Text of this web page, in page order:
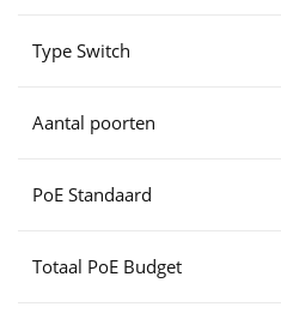
Type Switch
Aantal poorten
PoE Standaard
Totaal PoE Budget